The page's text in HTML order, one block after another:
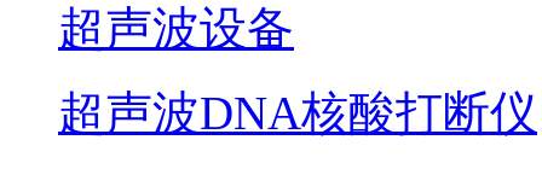
超声波设备
超声波DNA核酸打断仪